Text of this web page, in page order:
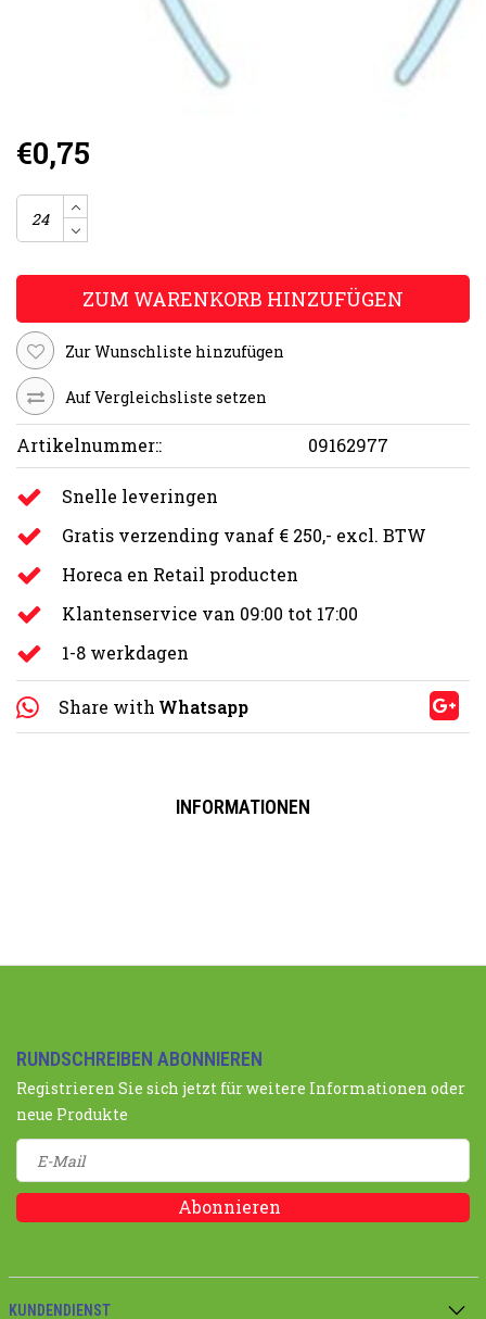
€0,75
ZUM WARENKORB HINZUFÜGEN
Zur Wunschliste hinzufügen
Auf Vergleichsliste setzen
Artikelnummer:: 09162977
Snelle leveringen
Gratis verzending vanaf € 250,- excl. BTW
Horeca en Retail producten
Klantenservice van 09:00 tot 17:00
1-8 werkdagen
Share with Whatsapp
INFORMATIONEN
RUNDSCHREIBEN ABONNIEREN
Registrieren Sie sich jetzt für weitere Informationen oder
neue Produkte
Abonnieren
KUNDENDIENST